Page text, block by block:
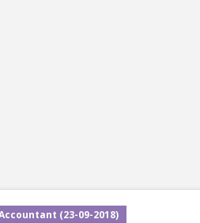
(23-09-2018)